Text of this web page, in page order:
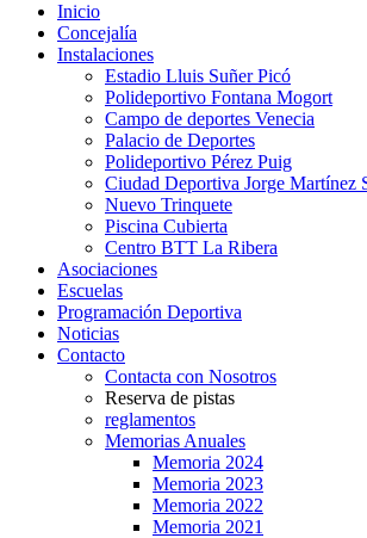
Inicio
Concejalía
Instalaciones
Estadio Lluis Suñer Picó
Polideportivo Fontana Mogort
Campo de deportes Venecia
Palacio de Deportes
Polideportivo Pérez Puig
Ciudad Deportiva Jorge Martínez
Nuevo Trinquete
Piscina Cubierta
Centro BTT La Ribera
Asociaciones
Escuelas
Programación Deportiva
Noticias
Contacto
Contacta con Nosotros
Reserva de pistas
reglamentos
Memorias Anuales
Memoria 2024
Memoria 2023
Memoria 2022
Memoria 2021